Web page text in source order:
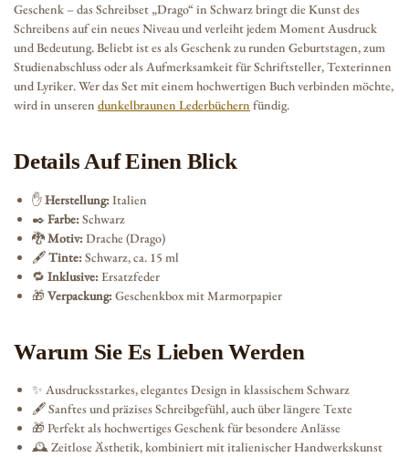
Geschenk – das Schreibset „Drago“ in Schwarz bringt die Kunst des
Schreibens auf ein neues Niveau und verleiht jedem Moment Ausdruck
und Bedeutung. Beliebt ist es als Geschenk zu runden Geburtstagen, zum
Studienabschluss oder als Aufmerksamkeit für Schriftsteller, Texterinnen
und Lyriker. Wer das Set mit einem hochwertigen Buch verbinden möchte,
wird in unseren dunkelbraunen Lederbüchern fündig.
Details Auf Einen Blick
✋Herstellung: Italien
✒️Farbe: Schwarz
🐉Motiv: Drache (Drago)
🖋️Tinte: Schwarz, ca. 15 ml
🔁 Inklusive: Ersatzfeder
🎁 Verpackung: Geschenkbox mit Marmorpapier
Warum Sie Es Lieben Werden
✨ Ausdrucksstarkes, elegantes Design in klassischem Schwarz
🖋️ Sanftes und präzises Schreibgefühl, auch über längere Texte
🎁 Perfekt als hochwertiges Geschenk für besondere Anlässe
🕰️ Zeitlose Ästhetik, kombiniert mit italienischer Handwerkskunst